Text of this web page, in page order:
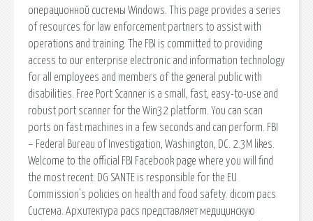
операционной системы Windows. This page provides a series
of resources for law enforcement partners to assist with
operations and training. The FBI is committed to providing
access to our enterprise electronic and information technology
for all employees and members of the general public with
disabilities. Free Port Scanner is a small, fast, easy-to-use and
robust port scanner for the Win32 platform. You can scan
ports on fast machines in a few seconds and can perform. FBI
– Federal Bureau of Investigation, Washington, DC. 2.3M likes.
Welcome to the official FBI Facebook page where you will find
the most recent. DG SANTE is responsible for the EU
Commission's policies on health and food safety. dicom pacs
Система. Архитектура pacs представляет медицинскую